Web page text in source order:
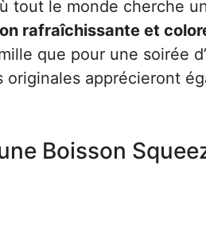
tout le monde cherche
rafraîchissante et
que pour une soirée
originales apprécieront
Boisson